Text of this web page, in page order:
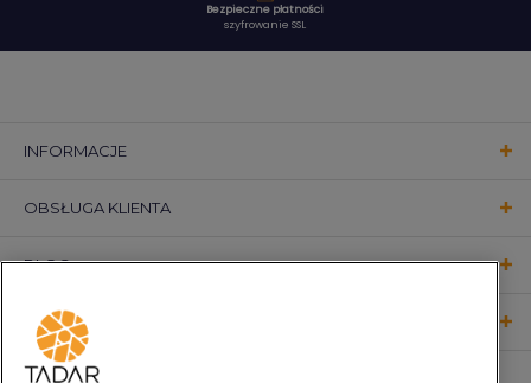
Bezpieczne płatności
szyfrowanie SSL
INFORMACJE
OBSŁUGA KLIENTA
BLOG
KONTAKT